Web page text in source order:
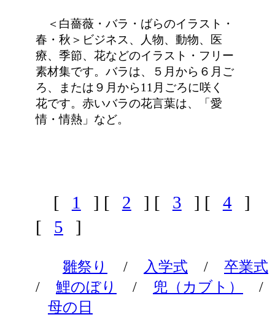
＜白薔薇・バラ・ばらのイラスト・
春・秋＞ビジネス、人物、動物、医
療、季節、花などのイラスト・フリー
素材集です。バラは、５月から６月ご
ろ、または９月から11月ごろに咲く
花です。赤いバラの花言葉は、「愛
情・情熱」など。
[ 1 ] [ 2 ] [ 3 ] [ 4
]
[
5 ]
雛祭り / 入学式 /
卒業式
/
鯉のぼり / 兜（カブト）
/
母の日